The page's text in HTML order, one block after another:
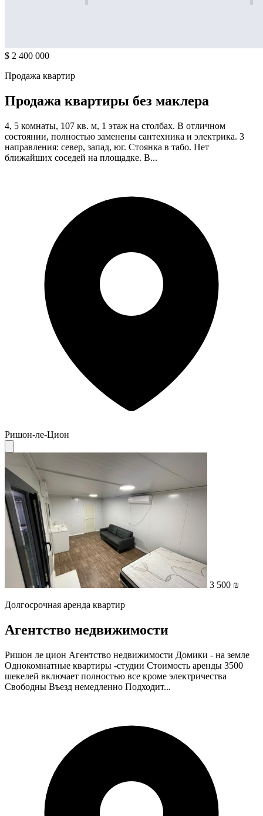
$ 2 400 000
Продажа квартир
Продажа квартиры без маклера
4, 5 комнаты, 107 кв. м, 1 этаж на столбах. В отличном
состоянии, полностью заменены сантехника и электрика. 3
направления: север, запад, юг. Стоянка в табо. Нет
ближайших соседей на площадке. В...
Ришон-ле-Цион
3 500 ₪
Долгосрочная аренда квартир
Агентство недвижимости
Ришон ле цион Агентство недвижимости Домики - на земле
Однокомнатные квартиры -студии Стоимость аренды 3500
шекелей включает полностью все кроме электричества
Свободны Въезд немедленно Подходит...